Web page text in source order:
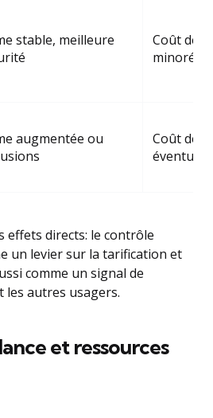
stable, meilleure
Coût des
minorées
augmentée ou
Coût de
effets directs: le contrôle
un levier sur la tarification et
comme un signal de
autres usagers.
et ressources